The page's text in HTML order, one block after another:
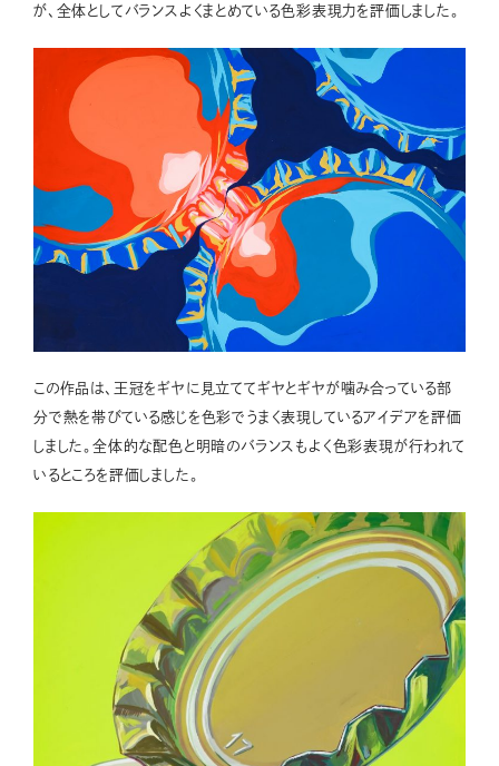
が、全体としてバランスよくまとめている色彩表現力を評価しました。
この作品は、王冠をギヤに見立ててギヤとギヤが噛み合っている部
分で熱を帯びている感じを色彩でうまく表現しているアイデアを評価
しました。全体的な配色と明暗のバランスもよく色彩表現が行われて
いるところを評価しました。